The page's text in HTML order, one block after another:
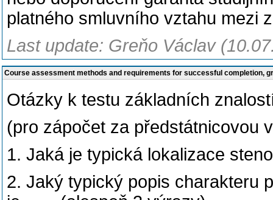
platného smluvního vztahu mezi
Last update: Greňo Václav
Course assessment methods and requirements for successful completion,
Otázky k testu základních
(pro zápočet za předstátnicovou
1. Jaká je typická lokalizace
2. Jaký typický popis charakteru